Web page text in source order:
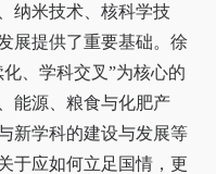
纳米技术、核科学技
展提供了重要基础。徐
、学科交叉”为核心的
能源、粮食与化肥产
新学科的建设与发展等
于应如何立足国情，更